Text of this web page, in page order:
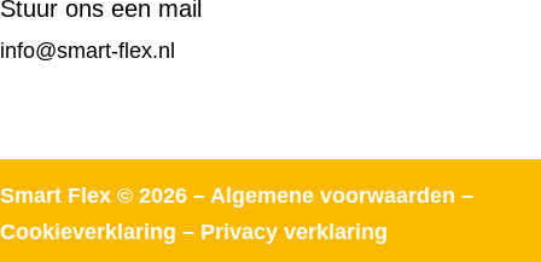
Stuur ons een mail
info@smart-flex.nl
Smart Flex © 2026 – Algemene voorwaarden –
Cookieverklaring – Privacy verklaring